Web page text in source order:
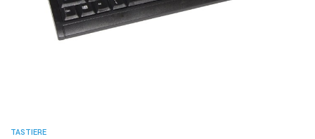
TASTIERE